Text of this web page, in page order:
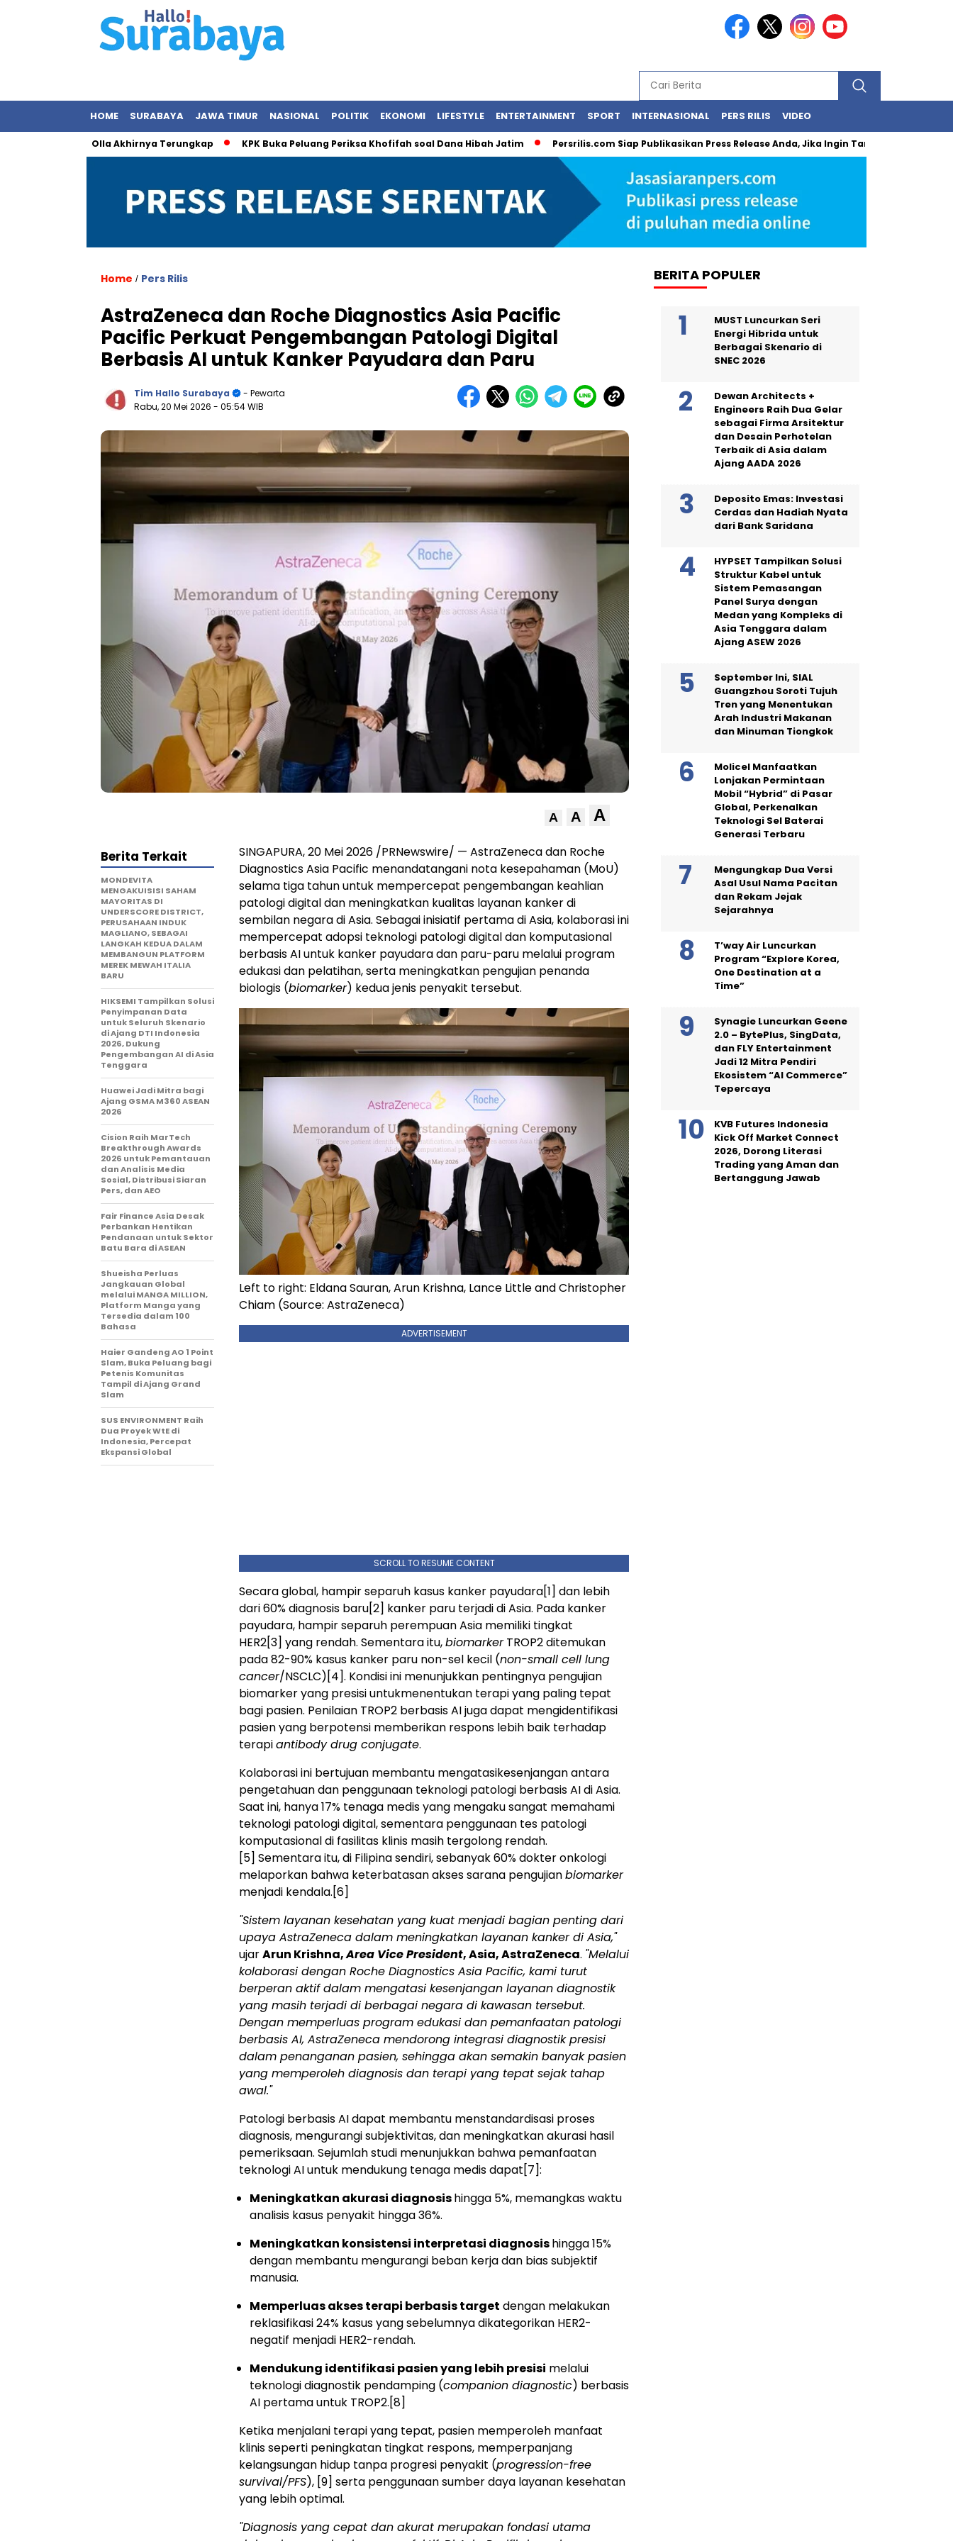
HOME SURABAYA JAWA TIMUR NASIONAL POLITIK EKONOMI LIFESTYLE ENTERTAINMENT SPORT INTERNASIONAL PERS RILIS VIDEO
dengan Olla Akhirnya Terungkap KPK Buka Peluang Periksa Khofifah soal Dana Hibah Jatim Persrilis.com Siap Publikasikan Press Release Anda, Jika Ingin Tampil di Media Ekonomi
Home / Pers Rilis
AstraZeneca dan Roche Diagnostics Asia Pacific
Pacific Perkuat Pengembangan Patologi Digital
Berbasis AI untuk Kanker Payudara dan Paru
Tim Hallo Surabaya
- Pewarta
Rabu, 20 Mei 2026 - 05:54 WIB
A A A
SINGAPURA,20 Mei 2026 /PRNewswire/ — AstraZeneca dan Roche
Diagnostics Asia Pacific menandatangani nota kesepahaman (MoU)
selama tiga tahun untuk mempercepat pengembangan keahlian
patologi digital dan meningkatkan kualitas layanan kanker di
sembilan negara di Asia. Sebagai inisiatif pertama di Asia, kolaborasi ini
mempercepat adopsi teknologi patologi digital dan komputasional
berbasis AI untuk kanker payudara dan paru-paru melalui program
edukasi dan pelatihan, serta meningkatkan pengujian penanda
biologis (biomarker) kedua jenis penyakit tersebut.
Left to right: Eldana Sauran, Arun Krishna, Lance Little and Christopher
Chiam (Source: AstraZeneca)
ADVERTISEMENT
SCROLL TO RESUME CONTENT
Secara global, hampir separuh kasus kanker payudara[1] dan lebih
dari 60% diagnosis baru[2] kanker paru terjadi di Asia. Pada kanker
payudara, hampir separuh perempuan Asia memiliki tingkat
HER2[3] yang rendah. Sementara itu,biomarkerTROP2 ditemukan
pada 82-90% kasus kanker paru non-sel kecil (non-small cell lung
cancer/NSCLC)[4]. Kondisi ini menunjukkan pentingnya pengujian
biomarker yang presisi untukmenentukan terapi yang paling tepat
bagi pasien. Penilaian TROP2 berbasis AI juga dapat mengidentifikasi
pasien yang berpotensi memberikan respons lebih baik terhadap
terapiantibody drug conjugate.
Kolaborasi ini bertujuan membantu mengatasikesenjangan antara
pengetahuan dan penggunaan teknologi patologi berbasis AI di Asia.
Saat ini, hanya 17% tenaga medis yang mengaku sangat memahami
teknologi patologi digital, sementara penggunaan tes patologi
komputasional di fasilitas klinis masih tergolong rendah.
[5] Sementara itu, di Filipina sendiri, sebanyak 60% dokter onkologi
melaporkan bahwa keterbatasan akses sarana pengujianbiomarker
menjadi kendala.[6]
"Sistem layanan kesehatan yang kuat menjadi bagian penting dari
upaya AstraZeneca dalam meningkatkan layanan kanker di Asia,"
ujarArun Krishna,Area Vice President, Asia, AstraZeneca. "Melalui
kolaborasi dengan Roche Diagnostics Asia Pacific, kami turut
berperan aktif dalam mengatasi kesenjangan layanan diagnostik
yang masih terjadi di berbagai negara di kawasan tersebut.
Dengan memperluas program edukasi dan pemanfaatan patologi
berbasis AI, AstraZeneca mendorong integrasi diagnostik presisi
dalam penanganan pasien, sehingga akan semakin banyak pasien
yang memperoleh diagnosis dan terapi yang tepat sejak tahap
awal."
Patologi berbasis AI dapat membantu menstandardisasi proses
diagnosis, mengurangi subjektivitas, dan meningkatkan akurasi hasil
pemeriksaan. Sejumlah studi menunjukkan bahwa pemanfaatan
teknologi AI untuk mendukung tenaga medis dapat[7]:
Meningkatkan akurasi diagnosishingga 5%, memangkas waktu
analisis kasus penyakit hingga 36%.
Meningkatkan konsistensi interpretasi diagnosishingga 15%
dengan membantu mengurangi beban kerja dan bias subjektif
manusia.
Memperluas akses terapi berbasis target dengan melakukan
reklasifikasi 24% kasus yang sebelumnya dikategorikan HER2-
negatif menjadi HER2-rendah.
Mendukung identifikasi pasien yang lebih presisi melalui
teknologi diagnostik pendamping (companion diagnostic) berbasis
AI pertama untuk TROP2.[8]
Ketika menjalani terapi yang tepat, pasien memperoleh manfaat
klinis seperti peningkatan tingkat respons, memperpanjang
kelangsungan hidup tanpa progresi penyakit (progression-free
survival/PFS), [9] serta penggunaan sumber daya layanan kesehatan
yang lebih optimal.
"Diagnosis yang cepat dan akurat merupakan fondasi utama
Berita Terkait
MONDEVITA
MENGAKUISISI SAHAM
MAYORITAS DI
UNDERSCORE DISTRICT,
PERUSAHAAN INDUK
MAGLIANO, SEBAGAI
LANGKAH KEDUA DALAM
MEMBANGUN PLATFORM
MEREK MEWAH ITALIA
BARU
HIKSEMI Tampilkan Solusi
Penyimpanan Data
untuk Seluruh Skenario
di Ajang DTI Indonesia
2026, Dukung
Pengembangan AI di Asia
Tenggara
Huawei Jadi Mitra bagi
Ajang GSMA M360 ASEAN
2026
Cision Raih MarTech
Breakthrough Awards
2026 untuk Pemantauan
dan Analisis Media
Sosial, Distribusi Siaran
Pers, dan AEO
Fair Finance Asia Desak
Perbankan Hentikan
Pendanaan untuk Sektor
Batu Bara di ASEAN
Shueisha Perluas
Jangkauan Global
melalui MANGA MILLION,
Platform Manga yang
Tersedia dalam 100
Bahasa
Haier Gandeng AO 1 Point
Slam, Buka Peluang bagi
Petenis Komunitas
Tampil di Ajang Grand
Slam
SUS ENVIRONMENT Raih
Dua Proyek WtE di
Indonesia, Percepat
Ekspansi Global
BERITA POPULER
MUST Luncurkan Seri
Energi Hibrida untuk
Berbagai Skenario di
SNEC 2026
Dewan Architects +
Engineers Raih Dua Gelar
sebagai Firma Arsitektur
dan Desain Perhotelan
Terbaik di Asia dalam
Ajang AADA 2026
Deposito Emas: Investasi
Cerdas dan Hadiah Nyata
dari Bank Saridana
HYPSET Tampilkan Solusi
Struktur Kabel untuk
Sistem Pemasangan
Panel Surya dengan
Medan yang Kompleks di
Asia Tenggara dalam
Ajang ASEW 2026
September Ini, SIAL
Guangzhou Soroti Tujuh
Tren yang Menentukan
Arah Industri Makanan
dan Minuman Tiongkok
Molicel Manfaatkan
Lonjakan Permintaan
Mobil “Hybrid” di Pasar
Global, Perkenalkan
Teknologi Sel Baterai
Generasi Terbaru
Mengungkap Dua Versi
Asal Usul Nama Pacitan
dan Rekam Jejak
Sejarahnya
T’way Air Luncurkan
Program “Explore Korea,
One Destination at a
Time”
Synagie Luncurkan Geene
2.0 – BytePlus, SingData,
dan FLY Entertainment
Jadi 12 Mitra Pendiri
Ekosistem “AI Commerce”
Tepercaya
KVB Futures Indonesia
Kick Off Market Connect
2026, Dorong Literasi
Trading yang Aman dan
Bertanggung Jawab